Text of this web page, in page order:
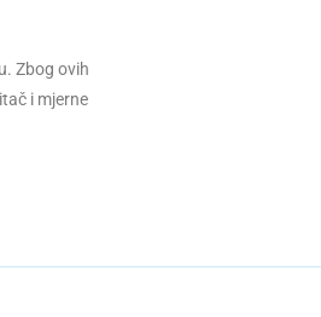
Zbog ovih
i mjerne